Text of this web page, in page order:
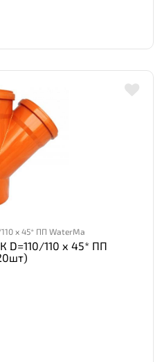
х 45* ПП WaterMa
D=110/110 х 45* ПП